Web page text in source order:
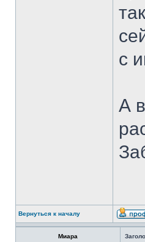
с
А
Вернуться к началу
Миара